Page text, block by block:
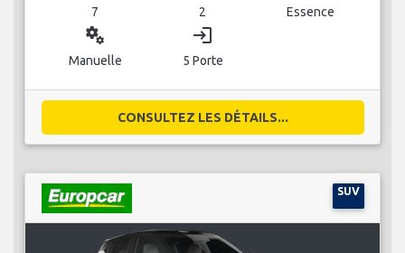
7 2 Essence
miscellaneous_services
Manuelle
login
5 Porte
CONSULTEZ LES DÉTAILS...
SUV